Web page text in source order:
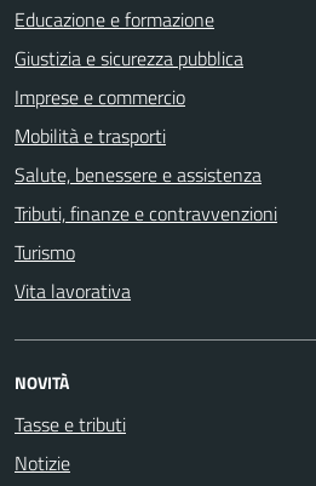
Educazione e formazione
Giustizia e sicurezza pubblica
Imprese e commercio
Mobilità e trasporti
Salute, benessere e assistenza
Tributi, finanze e contravvenzioni
Turismo
Vita lavorativa
NOVITÀ
Tasse e tributi
Notizie